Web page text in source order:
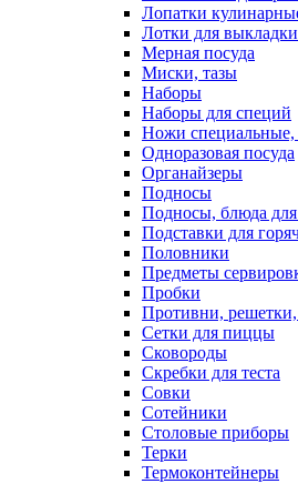
Лопатки
Лотки для
Мерная посуда
Миски, тазы
Наборы
Наборы для специй
Ножи специальные,
Одноразовая посуда
Органайзеры
Подносы
Подносы, блюда для
Подставки для
Половники
Предметы
Пробки
Противни,
Сетки для пиццы
Сковороды
Скребки для теста
Совки
Сотейники
Столовые приборы
Терки
Термоконтейнеры